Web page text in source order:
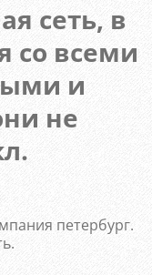
сеть, в
со всеми
и
не
петербург.